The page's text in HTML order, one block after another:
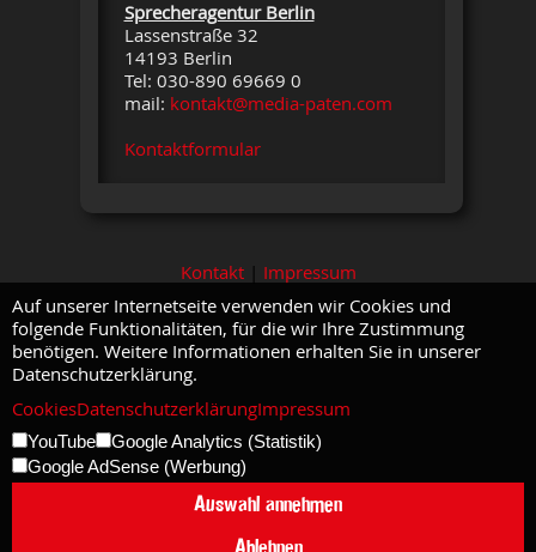
Sprecheragentur Berlin
Lassenstraße 32
14193 Berlin
Tel: 030-890 69669 0
mail: kontakt@media-paten.com
Kontaktformular
Kontakt| Impressum
Auf unserer Internetseite verwenden wir Cookies und
folgende Funktionalitäten, für die wir Ihre Zustimmung
benötigen. Weitere Informationen erhalten Sie in unserer
Datenschutzerklärung.
CookiesDatenschutzerklärungImpressum
YouTube
Google Analytics (Statistik)
Google AdSense (Werbung)
Auswahl annehmen